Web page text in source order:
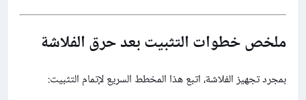
ملخص خطوات التثبيت بعد حرق الفلاشة
بمجرد تجهيز الفلاشة، اتبع هذا المخطط السريع لإتمام التثبيت: